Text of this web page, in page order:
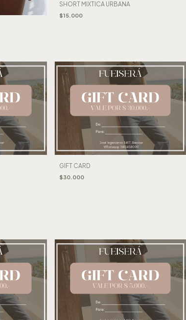
SHORT MIXTICA URBANA
$15.000
GIFT CARD
$30.000